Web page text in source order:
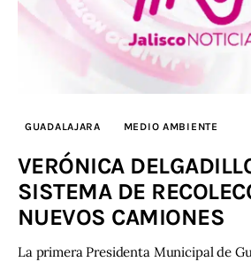
GUADALAJARA MEDIO AMBIENTE
VERÓNICA
SISTEMA DE
NUEVOS CAMIONES
La primera Presidenta Municipal de